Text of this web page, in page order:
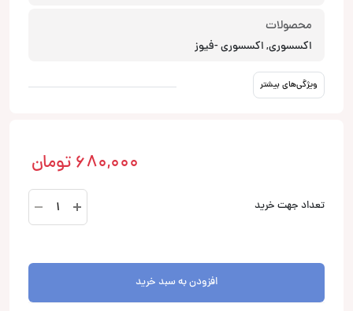
محصولات
اکسسوری, اکسسوری -فیوز
ویژگی‌های بیشتر
680,000 تومان
تعداد جهت خرید
فیوز
Lightning
افزودن به سبد خرید